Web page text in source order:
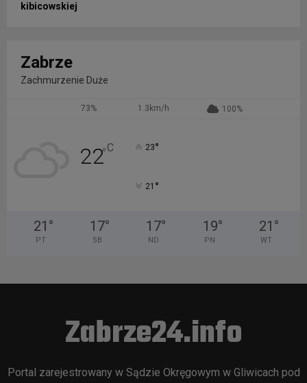
kibicowskiej
Zabrze
Zachmurzenie Duże
73% 1.3km/h 100%
22°C 23°
21 °
21 °
PT
17°
SB
17°
ND
19°
PN
21 °
WT
Zabrze24.info
Portal zarejestrowany w Sądzie Okręgowym w Gliwicach pod